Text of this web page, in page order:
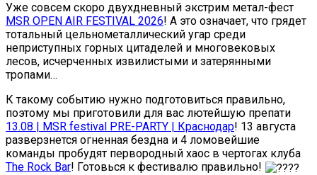
Уже совсем скоро двухдневный экстрим метал-фест
MSR OPEN AIR FESTIVAL 2026! А это означает, что грядет
тотальный цельнометаллический угар среди
неприступных горных цитаделей и многовековых
лесов, исчерченных извилистыми и затерянными
тропами…
К такому событию нужно подготовиться правильно,
поэтому мы приготовили для вас лютейшую препати
13.08 | MSR festival PRE-PARTY | Краснодар! 13 августа
разверзнется огненная бездна и 4 ломовейшие
команды пробудят первородный хаос в чертогах клуба
The Rock Bar! Готовься к фестивалю правильно!